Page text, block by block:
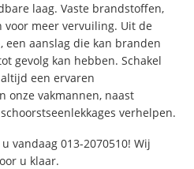
laag. Vaste brandstoffen,
voor meer vervuiling. Uit de
een aanslag die kan branden
gevolg kan hebben. Schakel
een ervaren
onze vakmannen, naast
verhelpen.
vandaag 013-2070510! Wij
u klaar.